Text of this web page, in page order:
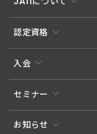
認定資格
入会
セミナー
お知らせ